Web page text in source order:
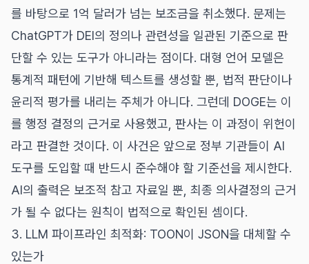
를 바탕으로 1억 달러가 넘는 보조금을 취소했다. 문제는
ChatGPT가 DEI의 정의나 관련성을 일관된 기준으로 판
단할 수 있는 도구가 아니라는 점이다. 대형 언어 모델은
통계적 패턴에 기반해 텍스트를 생성할 뿐, 법적 판단이나
윤리적 평가를 내리는 주체가 아니다. 그런데 DOGE는 이
를 행정 결정의 근거로 사용했고, 판사는 이 과정이 위헌이
라고 판결한 것이다. 이 사건은 앞으로 정부 기관들이 AI
도구를 도입할 때 반드시 준수해야 할 기준선을 제시한다.
AI의 출력은 보조적 참고 자료일 뿐, 최종 의사결정의 근거
가 될 수 없다는 원칙이 법적으로 확인된 셈이다.
3. LLM 파이프라인 최적화: TOON이 JSON을 대체할 수
있는가